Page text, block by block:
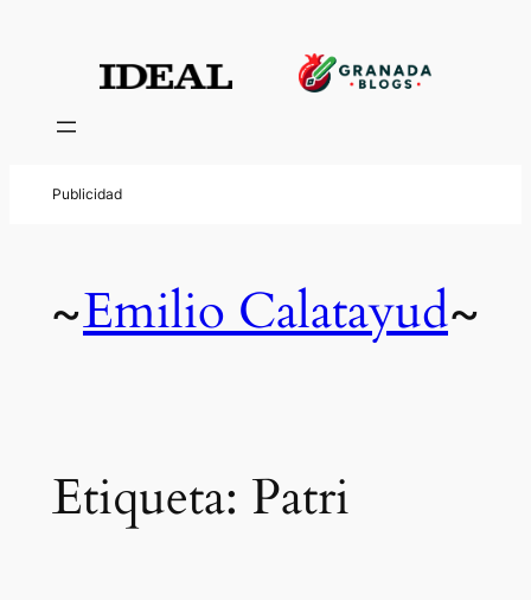
contenido
~Emilio Calatayud~
Etiqueta: Patri